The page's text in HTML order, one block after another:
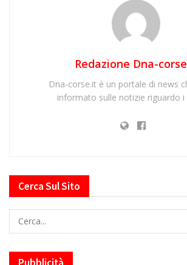
Redazione Dna-
Dna-corse.it è un portale di news
informato sulle notizie riguardo
Cerca Sul Sito
Pubblicità